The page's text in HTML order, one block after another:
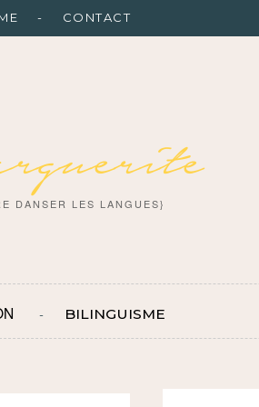
CONTACT
DANSER LES LANGUES}
BILINGUISME